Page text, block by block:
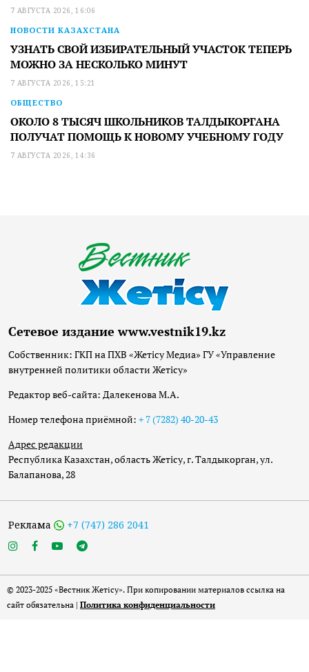
7 АВГУСТА 2026, 16:06
НОВОСТИ КАЗАХСТАНА
УЗНАТЬ СВОЙ ИЗБИРАТЕЛЬНЫЙ УЧАСТОК ТЕПЕРЬ
МОЖНО ЗА НЕСКОЛЬКО МИНУТ
7 АВГУСТА 2026, 15:21
ОБЩЕСТВО
ОКОЛО 8 ТЫСЯЧ ШКОЛЬНИКОВ ТАЛДЫКОРГАНА
ПОЛУЧАТ ПОМОЩЬ К НОВОМУ УЧЕБНОМУ ГОДУ
7 АВГУСТА 2026, 14:36
Сетевое издание www.vestnik19.kz
Собственник: ГКП на ПХВ «Жетісу Медиа» ГУ «Управление
внутренней политики области Жетісу»
Редактор веб-сайта: Далекенова М.А.
Номер телефона приёмной: + 7 (7282) 40-20-43
Адрес редакции
Республика Казахстан, область Жетісу, г. Талдыкорган, ул.
Балапанова, 28
Реклама +7 (747) 286 2041
© 2023-2025 «Вестник Жетісу». При копировании материалов ссылка на
сайт обязательна | Политика конфиденциальности